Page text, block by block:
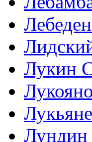
Лукин
Лундин